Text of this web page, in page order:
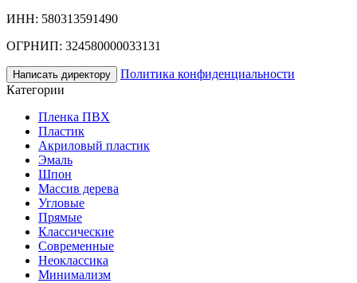
ИНН: 580313591490
ОГРНИП: 324580000033131
Написать директору
Политика конфиденциальности
Категории
Пленка ПВХ
Пластик
Акриловый пластик
Эмаль
Шпон
Массив дерева
Угловые
Прямые
Классические
Современные
Неоклассика
Минимализм